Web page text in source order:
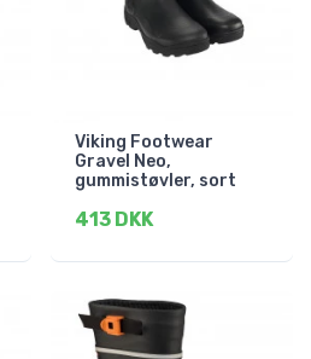
Viking Footwear
Gravel Neo,
gummistøvler, sort
413 DKK